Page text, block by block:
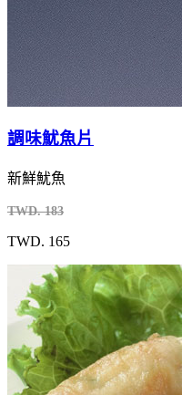
調味魷魚片
新鮮魷魚
TWD. 183
TWD. 165